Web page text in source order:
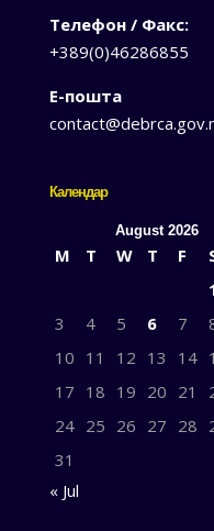
Телефон / Факс:
+389(0)46286855
Е-пошта
Календар
August 2026
M T W T F
3
4 5 6 7
10 11 12 13 14
17 18 19 20 21
24 25 26 27 28
31
« Jul